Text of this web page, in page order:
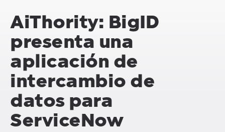
AiThority: BigID
presenta una
aplicación de
intercambio de
datos para
ServiceNow